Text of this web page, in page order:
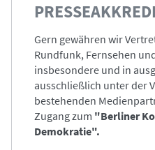
Gern gewähren wir
Rundfunk, Fernsehen
insbesondere und in
ausschließlich unter der
bestehenden
Zugang zum "Berliner
Demokratie".